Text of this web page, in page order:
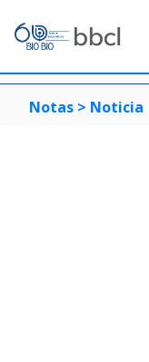
Notas > Noticia